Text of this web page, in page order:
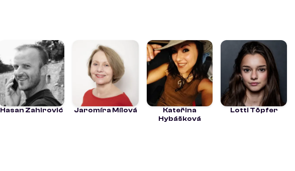
Hasan Zahirović Jaromíra Mílová
Kateřina
Hybášková
Lotti Töpfer